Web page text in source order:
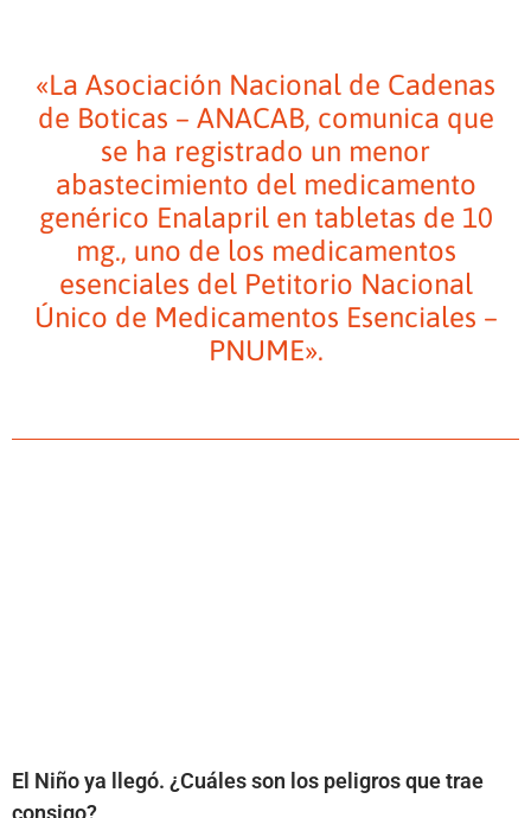
«La Asociación Nacional de Cadenas
de Boticas – ANACAB, comunica que
se ha registrado un menor
abastecimiento del medicamento
genérico Enalapril en tabletas de 10
mg., uno de los medicamentos
esenciales del Petitorio Nacional
Único de Medicamentos Esenciales –
PNUME».
El Niño ya llegó. ¿Cuáles son los peligros que trae
consigo?